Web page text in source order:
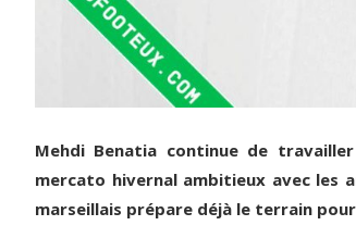
Mehdi Benatia continue de
mercato hivernal ambitieux avec les
marseillais prépare déjà le terrain